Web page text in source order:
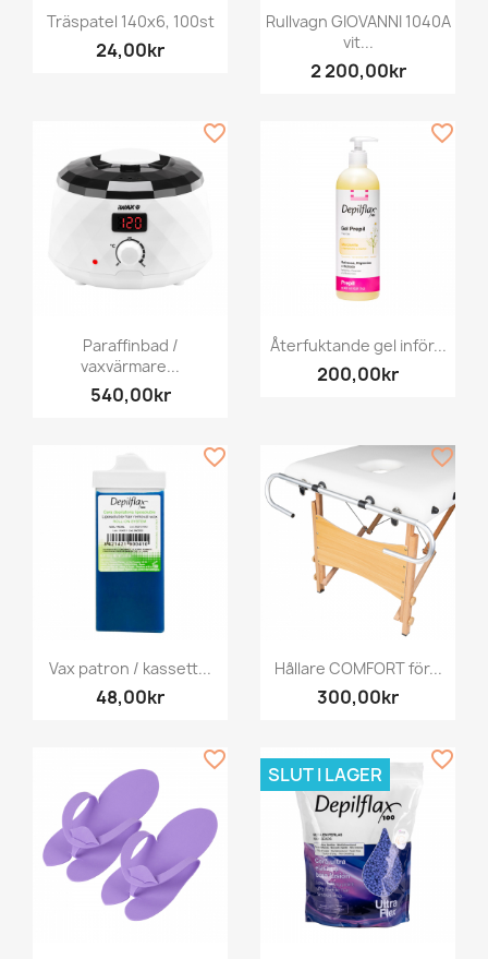
Träspatel 140x6, 100st
24,00kr
Rullvagn GIOVANNI 1040A
vit...
2 200,00kr
Paraffinbad /
vaxvärmare...
540,00kr
favorite_border
Återfuktande gel inför...
200,00kr
favorite_border
Vax patron / kassett...
48,00kr
favorite_border
Hållare COMFORT för...
300,00kr
favorite_border
favorite_border
SLUT I LAGER
favorite_border